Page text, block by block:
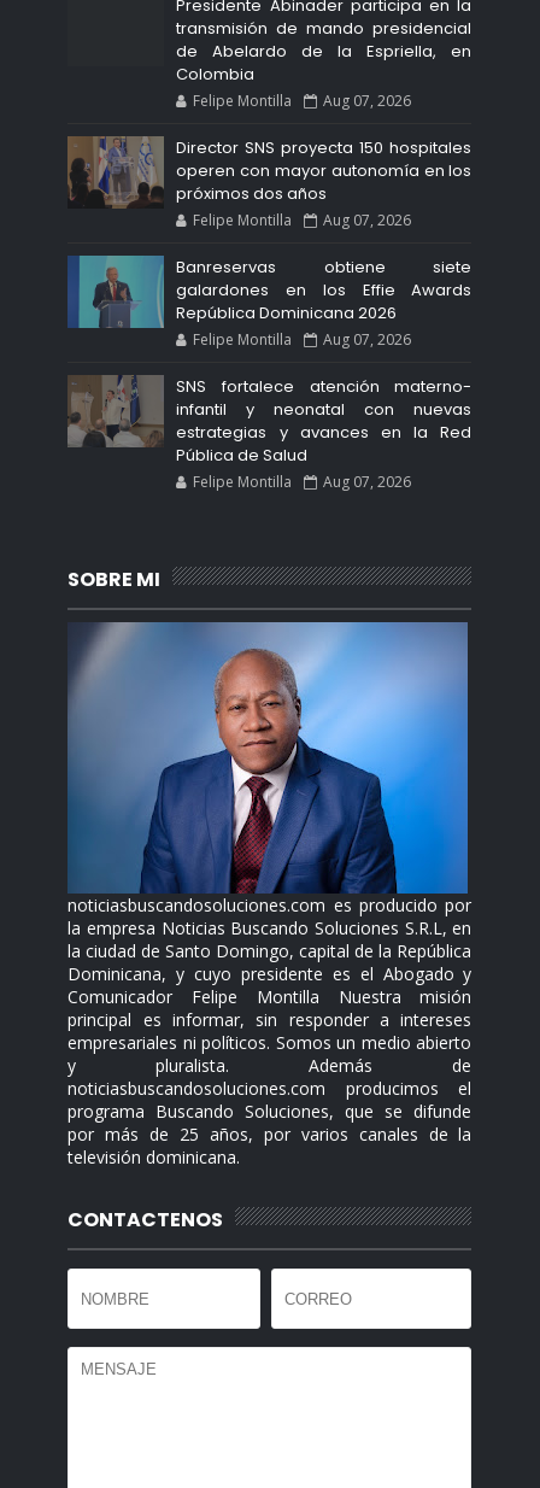
Presidente Abinader participa en la
transmisión de mando presidencial
de Abelardo de la Espriella, en
Colombia
Felipe Montilla Aug 07, 2026
Director SNS proyecta 150 hospitales
operen con mayor autonomía en los
próximos dos años
Felipe Montilla Aug 07, 2026
Banreservas obtiene siete
galardones en los Effie Awards
República Dominicana 2026
Felipe Montilla Aug 07, 2026
SNS fortalece atención materno-
infantil y neonatal con nuevas
estrategias y avances en la Red
Pública de Salud
Felipe Montilla Aug 07, 2026
SOBRE MI
noticiasbuscandosoluciones.com es producido por
la empresa Noticias Buscando Soluciones S.R.L, en
la ciudad de Santo Domingo, capital de la República
Dominicana, y cuyo presidente es el Abogado y
Comunicador Felipe Montilla Nuestra misión
principal es informar, sin responder a intereses
empresariales ni políticos. Somos un medio abierto
y pluralista. Además de
noticiasbuscandosoluciones.com producimos el
programa Buscando Soluciones, que se difunde
por más de 25 años, por varios canales de la
televisión dominicana.
CONTACTENOS